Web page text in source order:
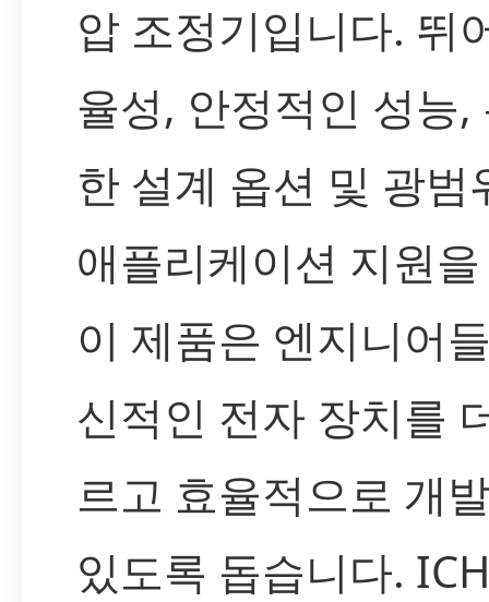
압 조정기입니다. 뛰
율성, 안정적인 성능,
한 설계 옵션 및 광범
애플리케이션 지원
이 제품은 엔지니어
신적인 전자 장치를
르고 효율적으로 개
있도록 돕습니다.